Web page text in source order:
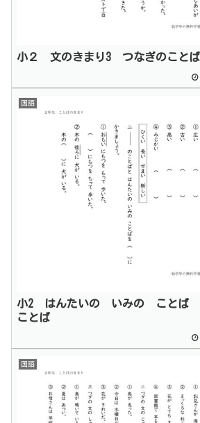
小２ 文のきまり3 つなぎのことば
国語
小2 はんたいの いみの ことば
ことば
国語